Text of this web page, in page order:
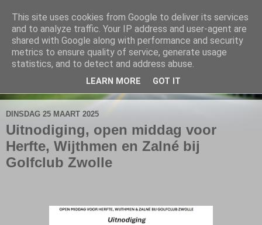
De Elshofbode
Nieuws uit Wijthmen, Herfte en Zalné.
DINSDAG 25 MAART 2025
Uitnodiging, open middag voor
Herfte, Wijthmen en Zalné bij
Golfclub Zwolle
This site uses cookies from Google to deliver its services
and to analyze traffic. Your IP address and user-agent are
shared with Google along with performance and security
metrics to ensure quality of service, generate usage
statistics, and to detect and address abuse.
LEARN MORE GOT IT